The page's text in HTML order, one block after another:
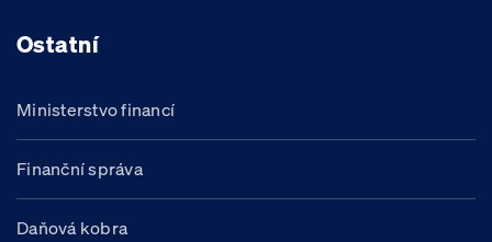
Ostatní
Ministerstvo financí
Finanční správa
Daňová kobra